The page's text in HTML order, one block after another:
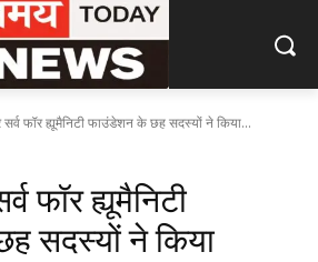
फॉर ह्यूमैनिटी फाउंडेशन के छह सदस्यों ने किया...
फॉर ह्यूमैनिटी
सदस्यों ने किया